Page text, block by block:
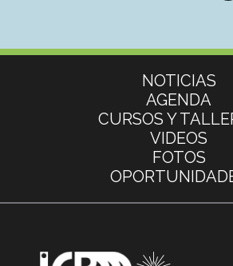
NOTICIAS
AGENDA
CURSOS Y
VIDEOS
FOTOS